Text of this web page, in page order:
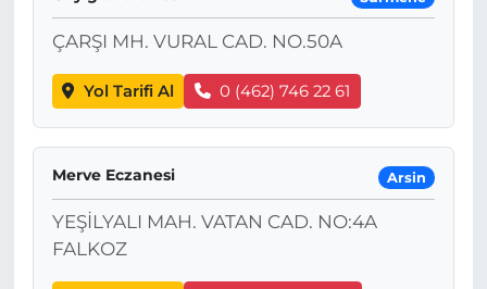
ÇARŞI MH. VURAL CAD. NO.50A
Yol Tarifi Al 0 (462) 746 22 61
Merve Eczanesi Arsin
YEŞİLYALI MAH. VATAN CAD. NO:4A
FALKOZ